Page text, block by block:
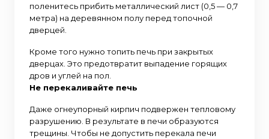
поленитесь прибить металлический лист (0,5 — 0,7
метра) на деревянном полу перед топочной
дверцей.
Кроме того нужно топить печь при закрытых
дверцах. Это предотвратит выпадение горящих
дров и углей на пол.
Не перекаливайте печь
Даже огнеупорный кирпич подвержен тепловому
разрушению. В результате в печи образуются
трещины. Чтобы не допустить перекала печи